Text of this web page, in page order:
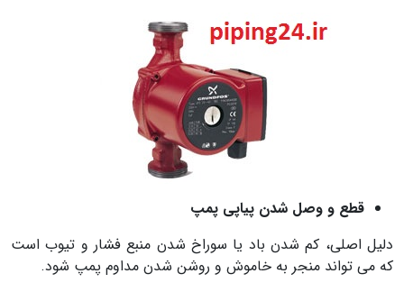
قطع و وصل شدن پیاپی پمپ
دلیل اصلی، کم شدن باد یا سوراخ شدن منبع فشار و تیوب است
که می تواند منجر به خاموش و روشن شدن مداوم پمپ شود.